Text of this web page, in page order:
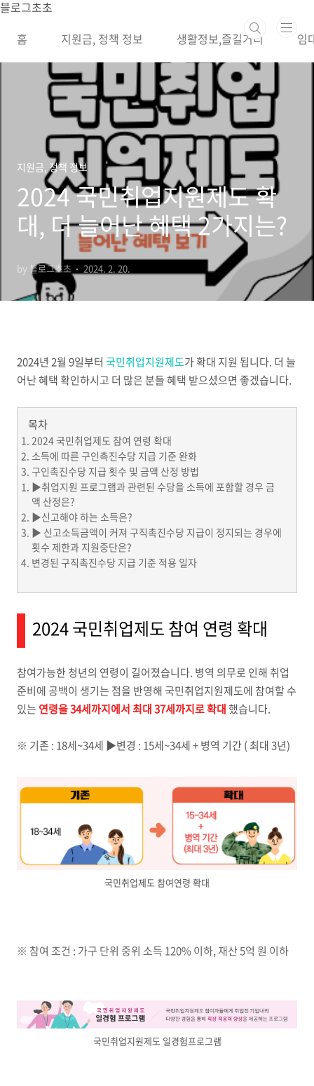
본문 바로가기
블로그초초
홈
지원금, 정책 정보 생활정보,즐길거리 임
지원금, 정책 정보
2024 국민취업지원제도 확
대, 더 늘어난 혜택 2가지는?
by 블로그초초 2024. 2. 20.
2024년 2월 9일부터 국민취업지원제도가 확대 지원 됩니다. 더 늘
어난 혜택 확인하시고 더 많은 분들 혜택 받으셨으면 좋겠습니다.
목차
2024 국민취업제도 참여 연령 확대
소득에 따른 구인촉진수당 지급 기준 완화
구인촉진수당 지급 횟수 및 금액 산정 방법
▶취업지원 프로그램과 관련된 수당을 소득에 포함할 경우 금
액 산정은?
▶신고해야 하는 소득은?
▶ 신고소득금액이 커져 구직촉진수당 지급이 정지되는 경우에
횟수 제한과 지원중단은?
변경된 구직촉진수당 지급 기준 적용 일자
2024 국민취업제도 참여 연령 확대
참여가능한 청년의 연령이 길어졌습니다. 병역 의무로 인해 취업
준비에 공백이 생기는 점을 반영해 국민취업지원제도에 참여할 수
있는 연령을 34세까지에서 최대 37세까지로 확대했습니다.
※ 기존 : 18세~34세 ▶변경 : 15세~34세 + 병역 기간 ( 최대 3년)
국민취업제도 참여연령 확대
※ 참여 조건 : 가구 단위 중위 소득 120% 이하, 재산 5억 원 이하
국민취업지원제도 일경험프로그램